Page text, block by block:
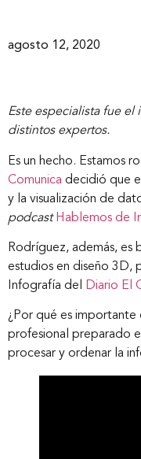
agosto 12, 2020
Este especialista fue el
distintos expertos.
Es un hecho. Estamos
Comunica decidió que
y la visualización de
podcast Hablemos de
Rodríguez, además, es
estudios en diseño 3D,
Infografía del
Diario El
¿Por qué es importante
profesional preparado
procesar y ordenar la